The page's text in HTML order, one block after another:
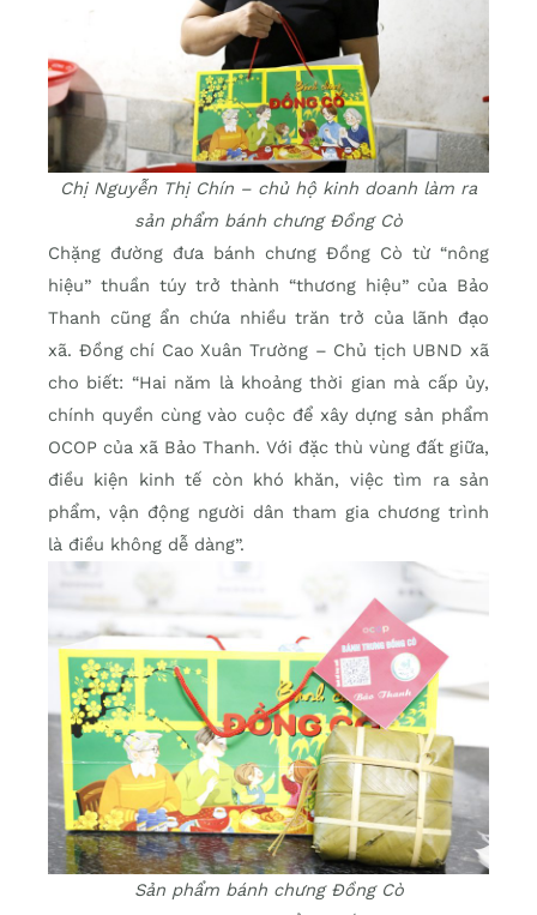
Chị Nguyễn Thị Chín – chủ hộ kinh doanh làm ra
sản phẩm bánh chưng Đồng Cò
Chặng đường đưa bánh chưng Đồng Cò từ “nông
hiệu” thuần túy trở thành “thương hiệu” của Bảo
Thanh cũng ẩn chứa nhiều trăn trở của lãnh đạo
xã. Đồng chí Cao Xuân Trường – Chủ tịch UBND xã
cho biết: “Hai năm là khoảng thời gian mà cấp ủy,
chính quyền cùng vào cuộc để xây dựng sản phẩm
OCOP của xã Bảo Thanh. Với đặc thù vùng đất giữa,
điều kiện kinh tế còn khó khăn, việc tìm ra sản
phẩm, vận động người dân tham gia chương trình
là điều không dễ dàng”.
Sản phẩm bánh chưng Đồng Cò